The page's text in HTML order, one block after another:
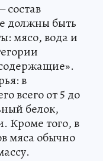
должны быть
мясо, вода и
в
всего от 5 до
белок,
Кроме того, в
мяса обычно